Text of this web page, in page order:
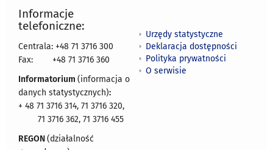
Informacje
telefoniczne:
Centrala: +48 71 3716 300
Fax:
+48 71 3716 360
Informatorium (informacja o
danych statystycznych):
+ 48 71 3716 314, 71 3716 320,
71 3716 362, 71 3716 455
REGON(działalność
Urzędy statystyczne
Deklaracja dostępności
Polityka prywatności
O serwisie